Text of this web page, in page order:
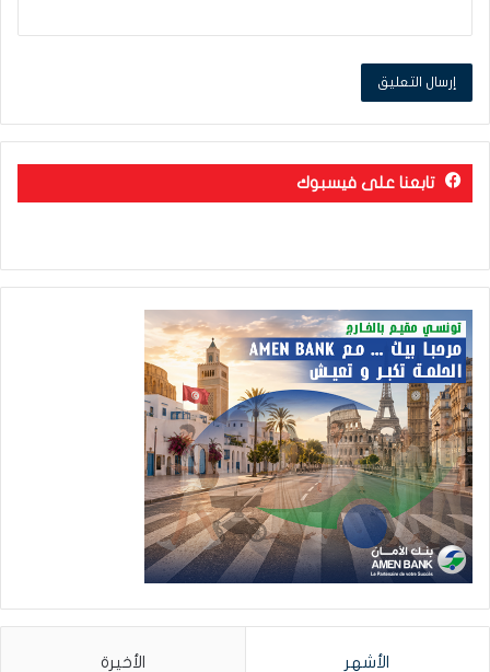
تابعنا على فيسبوك
الأشهر الأخيرة